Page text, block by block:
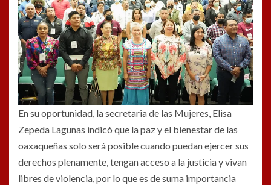
En su oportunidad, la secretaria de las Mujeres, Elisa
Zepeda Lagunas indicó que la paz y el bienestar de las
oaxaqueñas solo será posible cuando puedan ejercer sus
derechos plenamente, tengan acceso a la justicia y vivan
libres de violencia, por lo que es de suma importancia